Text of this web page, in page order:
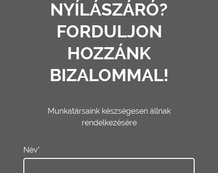
NYÍLÁSZÁRÓ?
FORDULJON
HOZZÁNK
BIZALOMMAL!
Munkatársaink készségesen állnak
rendelkezésére
Név*